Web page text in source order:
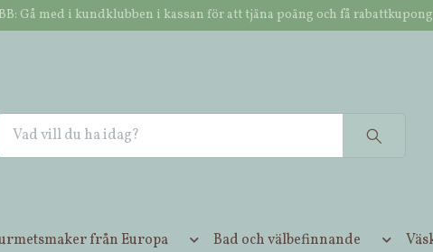
Gå med i kundklubben i kassan för att tjäna poäng och få
NOK 2-4 dagars leverans / ENDAST 49,- i frakt oavsett
från Europa Bad och välbefinnande